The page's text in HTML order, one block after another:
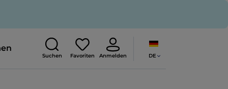
Suchen Favoriten Anmelden DE